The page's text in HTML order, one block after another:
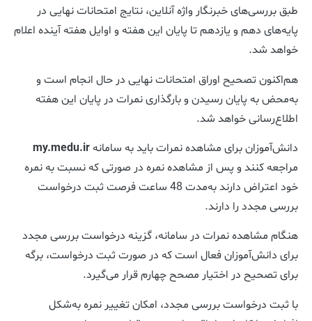
طبق بررسی‌های خبرنگار واژه آنلاین، نتایج امتحانات نهایی در
پایه‌های دهم و یازدهم تا پایان این هفته و اوایل هفته آینده اعلام
خواهد شد.
هم‌اکنون تصحیح اوراق امتحانات نهایی در حال انجام است و
به‌محض به پایان رسیدن و بارگذاری نمرات در پایان این هفته
اطلاع‌رسانی خواهد شد.
دانش‌آموزان برای مشاهده نمرات باید به سامانهmy.medu.ir
مراجعه کنند و پس از مشاهده نمره در صورتی که نسبت به نمره
خود اعتراض دارند به‌مدت 48 ساعت فرصت ثبت درخواست
بررسی مجدد را دارند.
هنگام مشاهده نمرات در سامانه، گزینه درخواست بررسی مجدد
برای دانش‌آموزان فعال است که در صورت ثبت درخواست، برگه
برای تصحیح در اختیار مصحح چهارم قرار می‌گیرد.
با ثبت درخواست بررسی مجدد، امکان تغییر نمره به‌شکل